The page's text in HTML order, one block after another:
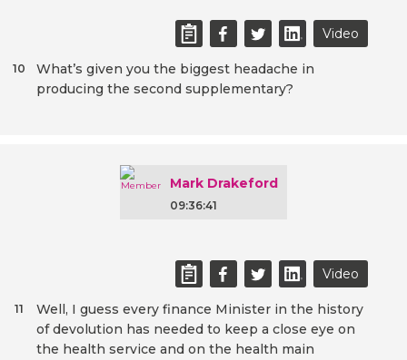
Video
What’s given you the biggest headache in
producing the second supplementary?
10
Mark Drakeford
09:36:41
Video
Well, I guess every finance Minister in the history
of devolution has needed to keep a close eye on
the health service and on the health main
11